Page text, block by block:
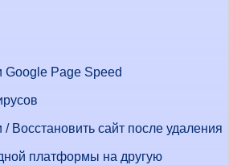
Google Page Speed
/ Восстановить сайт после удаления
платформы на другую